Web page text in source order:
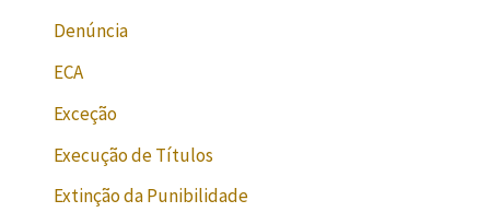
Denúncia
ECA
Exceção
Execução de Títulos
Extinção da Punibilidade